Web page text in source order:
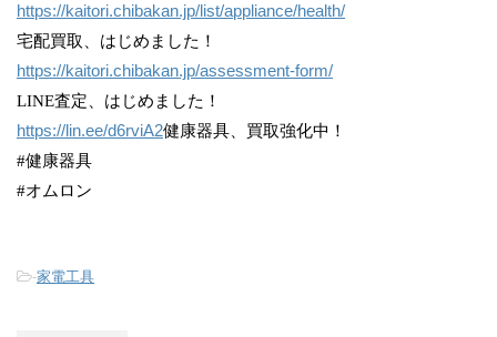
https://kaitori.chibakan.jp/list/appliance/health/
宅配買取、はじめました！
https://kaitori.chibakan.jp/assessment-form/
LINE査定、はじめました！
https://lin.ee/d6rviA2健康器具、買取強化中！
#健康器具
#オムロン
-家電工具